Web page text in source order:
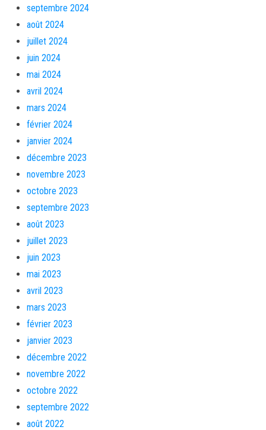
septembre 2024
août 2024
juillet 2024
juin 2024
mai 2024
avril 2024
mars 2024
février 2024
janvier 2024
décembre 2023
novembre 2023
octobre 2023
septembre 2023
août 2023
juillet 2023
juin 2023
mai 2023
avril 2023
mars 2023
février 2023
janvier 2023
décembre 2022
novembre 2022
octobre 2022
septembre 2022
août 2022